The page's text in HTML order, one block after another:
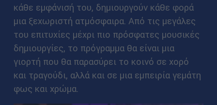
κάθε εμφάνισή του, δημιουργούν κάθε φορά
μια ξεχωριστή ατμόσφαιρα. Από τις μεγάλες
του επιτυχίες μέχρι πιο πρόσφατες μουσικές
δημιουργίες, το πρόγραμμα θα είναι μια
γιορτή που θα παρασύρει το κοινό σε χορό
και τραγούδι, αλλά και σε μια εμπειρία γεμάτη
φως και χρώμα.